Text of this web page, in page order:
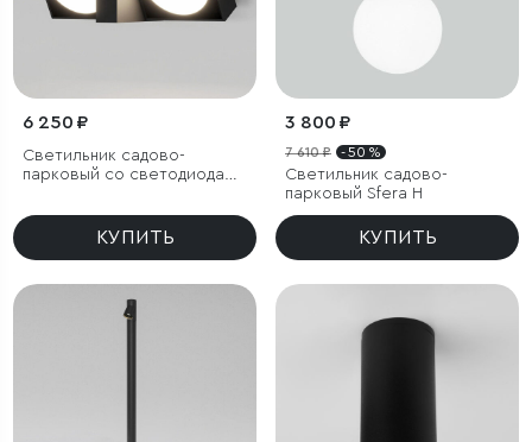
6 250 ₽
Светильник садово-
парковый со светодиодами
КУПИТЬ
3 800 ₽
7 610 ₽ - 50 %
Светильник садово-
парковый Sfera H
КУПИТЬ